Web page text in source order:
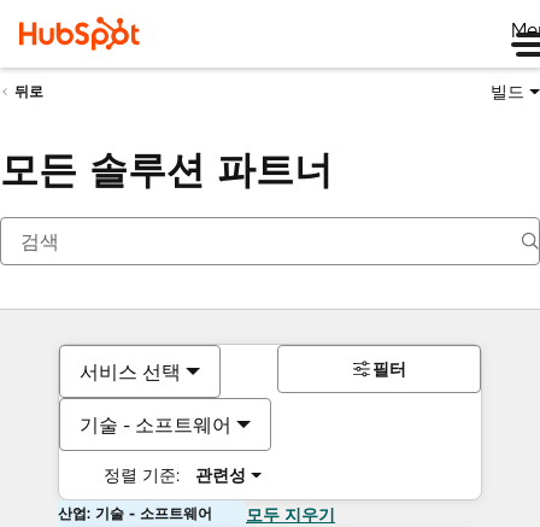
뒤로 빌드
모든 솔루션 파트너
서비스 선택
기술 - 소프트웨어
정렬 기준: 관련성
필터
산업: 기술 - 소프트웨어 모두 지우기